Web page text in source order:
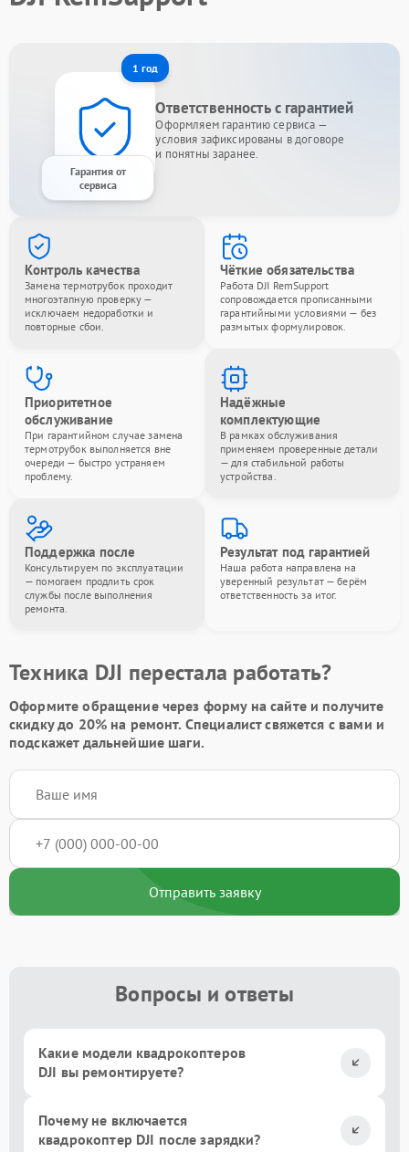
1 год
Гарантия от
сервиса
Ответственность с гарантией
Оформляем гарантию сервиса —
условия зафиксированы в договоре
и понятны заранее.
Контроль качества
Замена термотрубок проходит
многоэтапную проверку —
исключаем недоработки и
повторные сбои.
Чёткие обязательства
Работа DJI RemSupport
сопровождается прописанными
гарантийными условиями — без
размытых формулировок.
Приоритетное
обслуживание
При гарантийном случае замена
термотрубок выполняется вне
очереди — быстро устраняем
проблему.
Надёжные
комплектующие
В рамках обслуживания
применяем проверенные детали
— для стабильной работы
устройства.
Поддержка после
Консультируем по эксплуатации
— помогаем продлить срок
службы после выполнения
ремонта.
Результат под гарантией
Наша работа направлена на
уверенный результат — берём
ответственность за итог.
Техника DJI перестала работать?
Оформите обращение через форму на сайте и получите
скидку до 20%на ремонт. Специалист свяжется с вами и
подскажет дальнейшие шаги.
Отправить заявку
Вопросы и ответы
Какие модели квадрокоптеров
DJI вы ремонтируете?
Почему не включается
квадрокоптер DJI после зарядки?